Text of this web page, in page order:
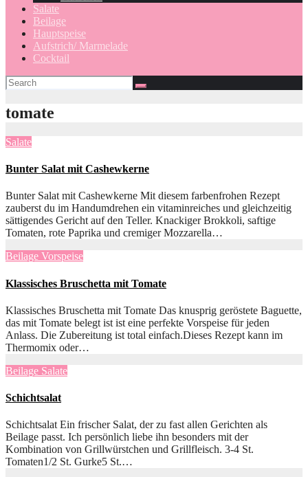
Salate
Beilage
Hauptspeise
Aufstrich/ Marmelade
Cocktail
tomate
Salate
Bunter Salat mit Cashewkerne
Bunter Salat mit Cashewkerne Mit diesem farbenfrohen Rezept
zauberst du im Handumdrehen ein vitaminreiches und gleichzeitig
sättigendes Gericht auf den Teller. Knackiger Brokkoli, saftige
Tomaten, rote Paprika und cremiger Mozzarella…
Beilage Vorspeise
Klassisches Bruschetta mit Tomate
Klassisches Bruschetta mit Tomate Das knusprig geröstete Baguette,
das mit Tomate belegt ist ist eine perfekte Vorspeise für jeden
Anlass. Die Zubereitung ist total einfach.Dieses Rezept kann im
Thermomix oder…
Beilage Salate
Schichtsalat
Schichtsalat Ein frischer Salat, der zu fast allen Gerichten als
Beilage passt. Ich persönlich liebe ihn besonders mit der
Kombination von Grillwürstchen und Grillfleisch. 3-4 St.
Tomaten1/2 St. Gurke5 St.…